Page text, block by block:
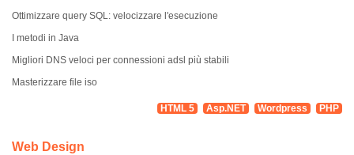
Ottimizzare query SQL: velocizzare l'esecuzione
I metodi in Java
Migliori DNS veloci per connessioni adsl più stabili
Masterizzare file iso
PHP
Wordpress
Asp.NET
HTML 5
Web Design